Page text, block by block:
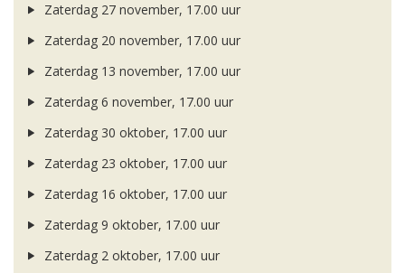
Zaterdag 27 november, 17.00 uur
Zaterdag 20 november, 17.00 uur
Zaterdag 13 november, 17.00 uur
Zaterdag 6 november, 17.00 uur
Zaterdag 30 oktober, 17.00 uur
Zaterdag 23 oktober, 17.00 uur
Zaterdag 16 oktober, 17.00 uur
Zaterdag 9 oktober, 17.00 uur
Zaterdag 2 oktober, 17.00 uur